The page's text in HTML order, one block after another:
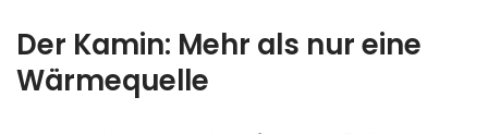
Der Kamin: Mehr als nur eine
Wärmequelle